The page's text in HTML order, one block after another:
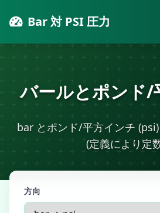
Bar 対 PSI 圧力
バールとポンド/
bar とポンド/平方インチ
(定義により定数
方向